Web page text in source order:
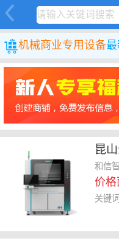
机械商业专用设备
昆
制
和信
价格
关键